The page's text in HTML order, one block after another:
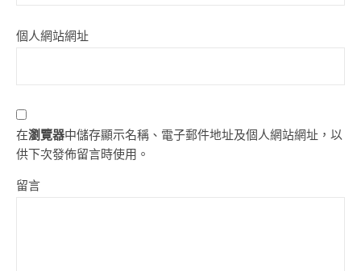
個人網站網址
在瀏覽器中儲存顯示名稱、電子郵件地址及個人網站網址，以
供下次發佈留言時使用。
留言